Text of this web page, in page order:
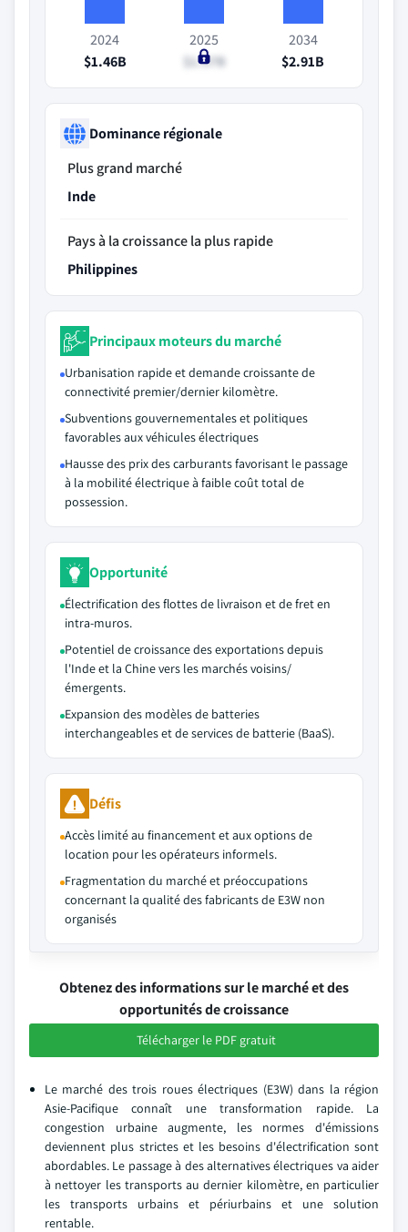
2024
$1.46B
2025
$1.57B
2034
$2.91B
Dominance régionale
Plus grand marché
Inde
Pays à la croissance la plus rapide
Philippines
Principaux moteurs du marché
Urbanisation rapide et demande croissante de
connectivité premier/dernier kilomètre.
Subventions gouvernementales et politiques
favorables aux véhicules électriques
Hausse des prix des carburants favorisant le passage
à la mobilité électrique à faible coût total de
possession.
Opportunité
Électrification des flottes de livraison et de fret en
intra-muros.
Potentiel de croissance des exportations depuis
l'Inde et la Chine vers les marchés voisins/
émergents.
Expansion des modèles de batteries
interchangeables et de services de batterie (BaaS).
Défis
Accès limité au financement et aux options de
location pour les opérateurs informels.
Fragmentation du marché et préoccupations
concernant la qualité des fabricants de E3W non
organisés
Obtenez des informations sur le marché et des
opportunités de croissance
Télécharger le PDF gratuit
Le marché des trois roues électriques (E3W) dans la région
Asie-Pacifique connaît une transformation rapide. La
congestion urbaine augmente, les normes d'émissions
deviennent plus strictes et les besoins d'électrification sont
abordables. Le passage à des alternatives électriques va aider
à nettoyer les transports au dernier kilomètre, en particulier
les transports urbains et périurbains et une solution
rentable.